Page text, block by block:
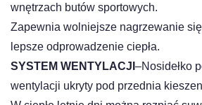
wnętrzach butów sportowych.
Zapewnia wolniejsze nagrzewanie
lepsze odprowadzenie ciepła.
SYSTEM WENTYLACJI –Nosidełko
wentylacji ukryty pod przednia